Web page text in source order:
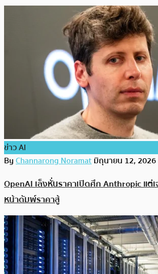
ข่าว AI
ByChannarong Noramatมิถุนายน 12, 2026
OpenAI เล็งหั่นราคาเปิดศึก Anthropic แต่
หน้าดัมพ์ราคาสู้